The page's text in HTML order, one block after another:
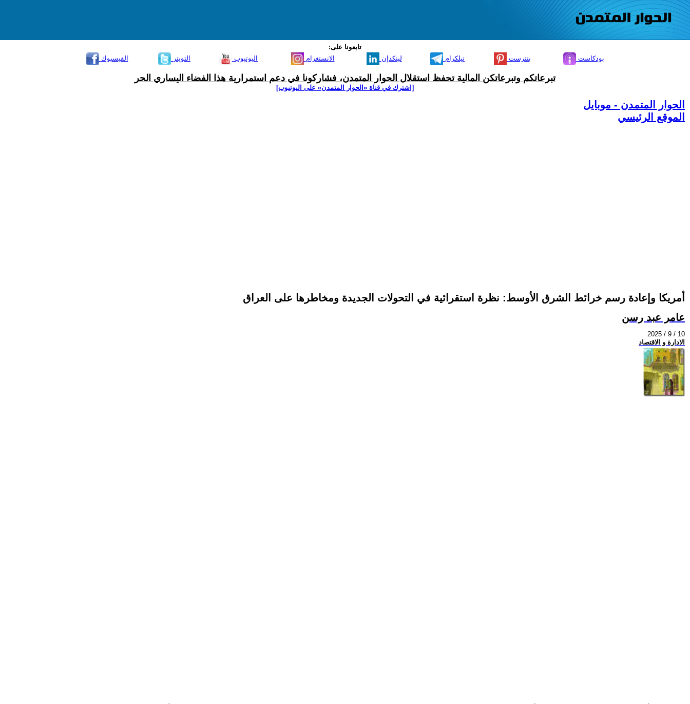
تابعونا على:
الفيسبوك
التويتر اليوتيوب الانستغرام لينكدإن تيلكرام بنترست بودكاست
تبرعاتكم وتبرعاتكن المالية تحفظ استقلال الحوار المتمدن، فشاركونا في دعم استمرارية هذا الفضاء اليساري الحر
[اشترك في قناة ‫«الحوار المتمدن» على اليوتيوب]
الحوار المتمدن - موبايل
الموقع الرئيسي
أمريكا وإعادة رسم خرائط الشرق الأوسط: نظرة استقرائية في التحولات الجديدة ومخاطرها على العراق
عامر عبد رسن
2025 / 9 / 10
الادارة و الاقتصاد